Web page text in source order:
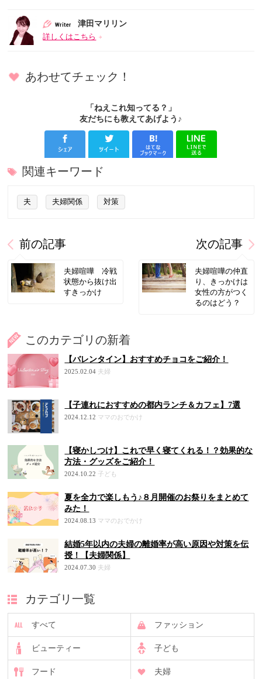
津田マリリン
詳しくはこちら
あわせてチェック！
「ねえこれ知ってる？」
友だちにも教えてあげよう♪
関連キーワード
夫 夫婦関係 対策
前の記事
夫婦喧嘩 冷戦
状態から抜け出
すきっかけ
次の記事
夫婦喧嘩の仲直
り、きっかけは
女性の方がつく
るのはどう？
このカテゴリの新着
【バレンタイン】おすすめチョコをご紹介！
2025.02.04 夫婦
【子連れにおすすめの都内ランチ＆カフェ】7選
2024.12.12 ママのおでかけ
【寝かしつけ】これで早く寝てくれる！？効果的な
方法・グッズをご紹介！
2024.10.22 子ども
夏を全力で楽しもう♪８月開催のお祭りをまとめて
みた！
2024.08.13 ママのおでかけ
結婚5年以内の夫婦の離婚率が高い原因や対策を伝
授！【夫婦関係】
2024.07.30 夫婦
カテゴリ一覧
すべて ファッション
ビューティー 子ども
フード 夫婦